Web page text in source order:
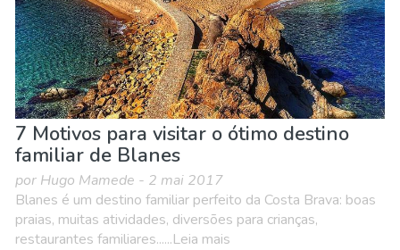
7 Motivos para visitar o ótimo destino
familiar de Blanes
por Hugo Mamede - 2 mai 2017
Blanes é um destino familiar perfeito da Costa Brava: boas
praias, muitas atividades, diversões para crianças,
restaurantes familiares......Leia mais